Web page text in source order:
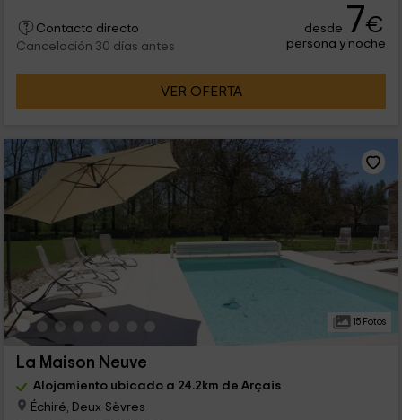
Contacto directo
Cancelación 30 días antes
desde 7€
persona y noche
VER OFERTA
15 Fotos
La Maison Neuve
Alojamiento ubicado a 24.2km de Arçais
Échiré, Deux-Sèvres